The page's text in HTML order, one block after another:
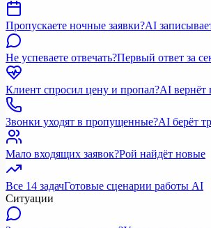
Пропускаете ночные заявки?AI
Не успеваете отвечать?Первый ответ за
Клиент спросил цену и пропал?AI вернёт
Звонки уходят в пропущенные?AI берёт
Мало входящих заявок?Рой найдёт новые
Все 14 задачГотовые сценарии работы AI
Ситуации